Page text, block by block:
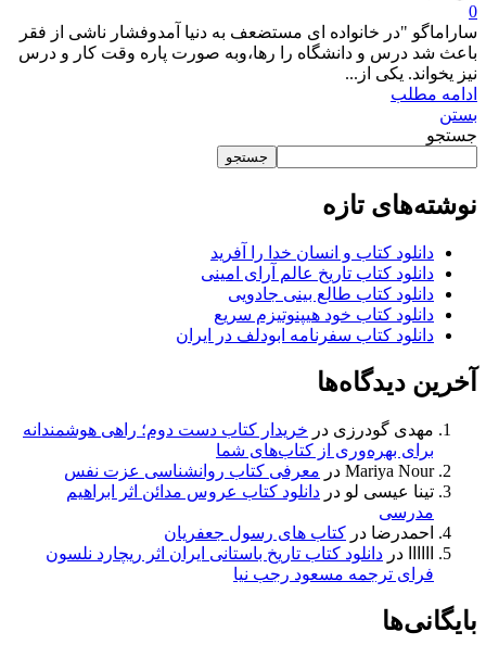
0
ساراماگو "در خانواده ای مستضعف به دنیا آمدوفشار ناشی از فقر
باعث شد درس و دانشگاه را رها،وبه صورت پاره وقت کار و درس
نیز یخواند. یکی از...
ادامه مطلب
بستن
جستجو
جستجو
نوشته‌های تازه
دانلود کتاب و انسان خدا را آفرید
دانلود کتاب تاریخ عالم آرای امینی
دانلود کتاب طالع بینی جادویی
دانلود کتاب خود هیپنوتیزم سریع
دانلود کتاب سفرنامه ابودلف در ایران
آخرین دیدگاه‌ها
مهدی گودرزی در خریدار کتاب دست دوم؛ راهی هوشمندانه
برای بهره‌وری از کتاب‌های شما
Mariya Nour در معرفی کتاب روانشناسی عزت نفس
تینا عیسی لو در دانلود کتاب عروس مدائن اثر ابراهیم
مدرسی
احمدرضا در کتاب های رسول جعفریان
در دانلود کتاب تاریخ باستانی ایران اثر ریچارد نلسون
فرای ترجمه مسعود رجب نیا
بایگانی‌ها